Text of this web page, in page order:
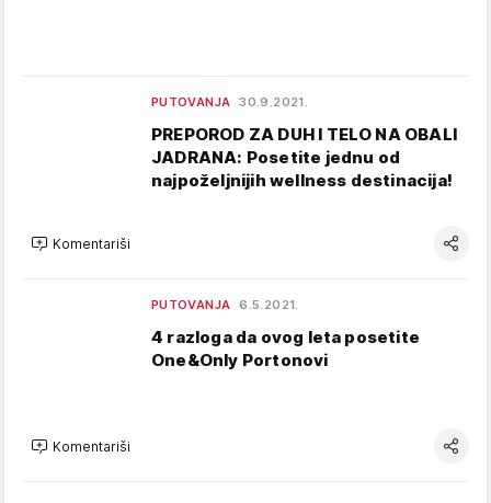
PUTOVANJA 30.9.2021.
PREPOROD ZA DUH I TELO NA OBALI
JADRANA: Posetite jednu od
najpoželjnijih wellness destinacija!
Komentariši
PUTOVANJA 6.5.2021.
4 razloga da ovog leta posetite
One&Only Portonovi
Komentariši